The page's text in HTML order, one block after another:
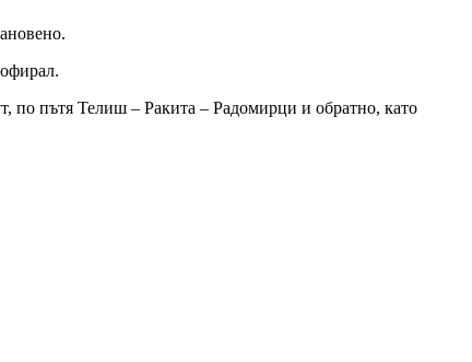
по пътя Телиш – Ракита – Радомирци и обратно, като